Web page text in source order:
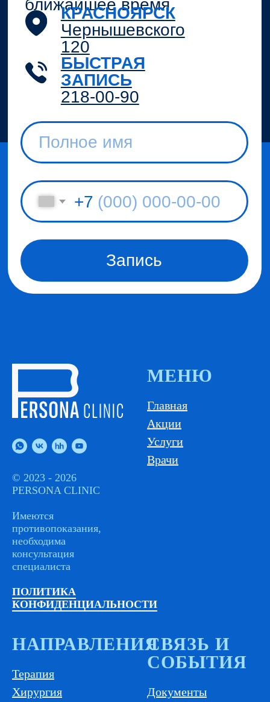
© 2023 - 2026
PERSONA CLINIC
Имеются
противопоказания,
необходима
консультация
специалиста
ПОЛИТИКА
КОНФИДЕНЦИАЛЬНОСТИ
МЕНЮ
Главная
Акции
Услуги
Врачи
НАПРАВЛЕНИЯ
Терапия
Хирургия
СВЯЗЬ И
СОБЫТИЯ
Документы